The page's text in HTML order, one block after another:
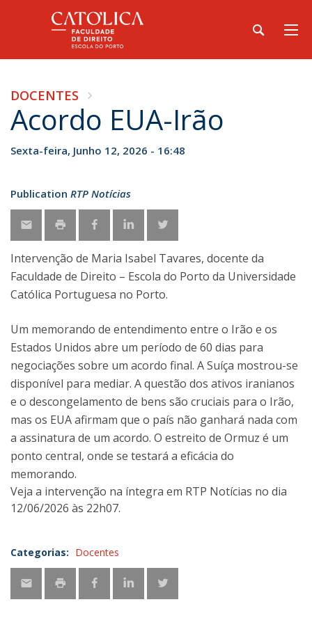
DOCENTES
Acordo EUA-Irão
Sexta-feira, Junho 12, 2026 - 16:48
Publication RTP Notícias
Intervenção de Maria Isabel Tavares, docente da
Faculdade de Direito – Escola do Porto da Universidade
Católica Portuguesa no Porto.
Um memorando de entendimento entre o Irão e os
Estados Unidos abre um período de 60 dias para
negociações sobre um acordo final. A Suíça mostrou-se
disponível para mediar. A questão dos ativos iranianos
e o descongelamento de bens são cruciais para o Irão,
mas os EUA afirmam que o país não ganhará nada com
a assinatura de um acordo. O estreito de Ormuz é um
ponto central, onde se testará a eficácia do
memorando.
Veja a intervenção na íntegra em RTP Notícias no dia
12/06/2026 às 22h07.
Categorias: Docentes